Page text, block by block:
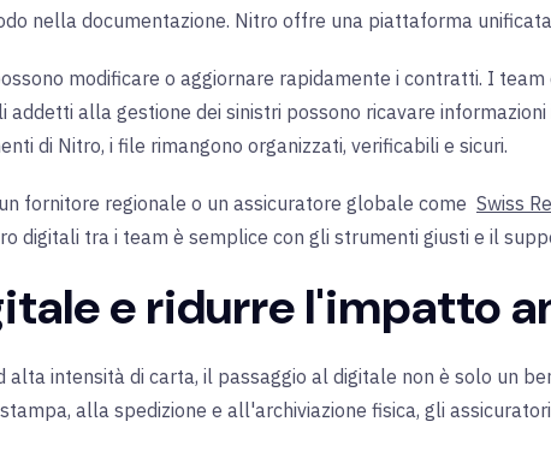
nella documentazione. Nitro offre una piattaforma
modificare o aggiornare rapidamente i contratti. I
alla gestione dei sinistri possono ricavare
di Nitro, i file rimangono organizzati, verificabili e sicuri.
fornitore regionale o un assicuratore globale come Swiss Re
digitali tra i team è semplice con gli strumenti giusti e il
e ridurre l'impatto
intensità di carta, il passaggio al digitale non è solo un
alla spedizione e all'archiviazione fisica, gli